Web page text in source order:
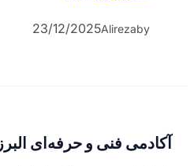
by
Alireza
23/12/2025
آکادمی فنی و حرفه‌ای البرز